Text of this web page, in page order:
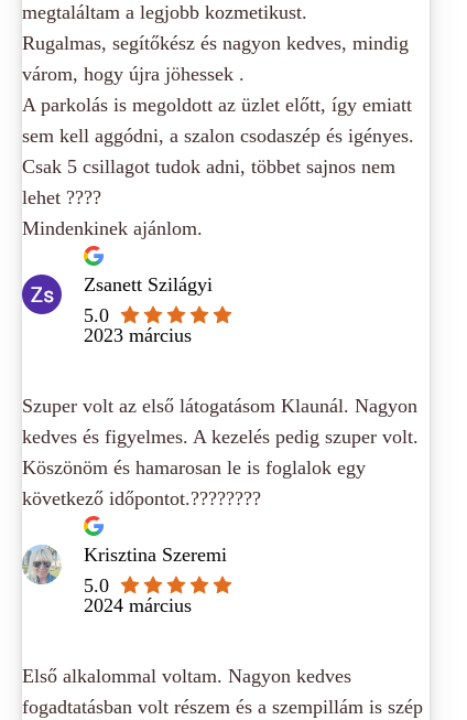
megtaláltam a legjobb kozmetikust.
Rugalmas, segítőkész és nagyon kedves, mindig
várom, hogy újra jöhessek .
A parkolás is megoldott az üzlet előtt, így emiatt
sem kell aggódni, a szalon csodaszép és igényes.
Csak 5 csillagot tudok adni, többet sajnos nem
lehet ????
Mindenkinek ajánlom.
Zsanett Szilágyi
5.0
2023 március
Szuper volt az első látogatásom Klaunál. Nagyon
kedves és figyelmes. A kezelés pedig szuper volt.
Köszönöm és hamarosan le is foglalok egy
következő időpontot.????????
Krisztina Szeremi
5.0
2024 március
Első alkalommal voltam. Nagyon kedves
fogadtatásban volt részem és a szempillám is szép